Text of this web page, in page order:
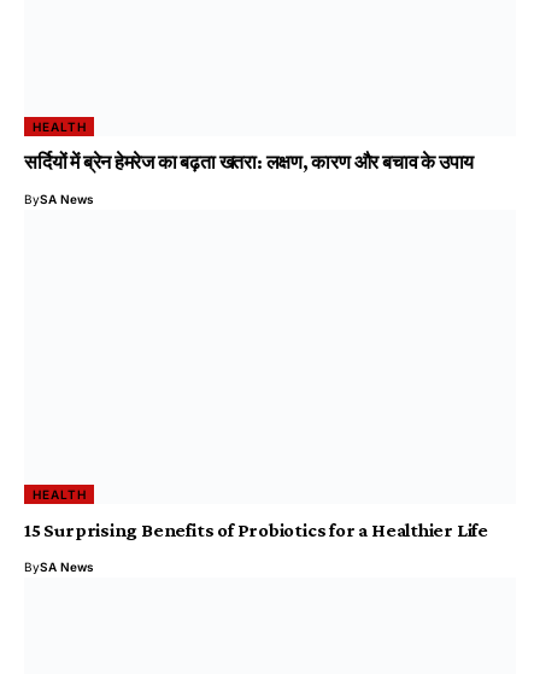
HEALTH
सर्दियों में ब्रेन हेमरेज का बढ़ता खतरा: लक्षण, कारण और बचाव के उपाय
BySA News
HEALTH
15 Surprising Benefits of Probiotics for a Healthier Life
BySA News